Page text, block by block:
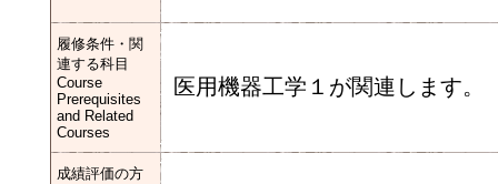
履修条件・関
連する科目
Course
Prerequisites
and Related
Courses
医用機器工学１が関連します。
成績評価の方